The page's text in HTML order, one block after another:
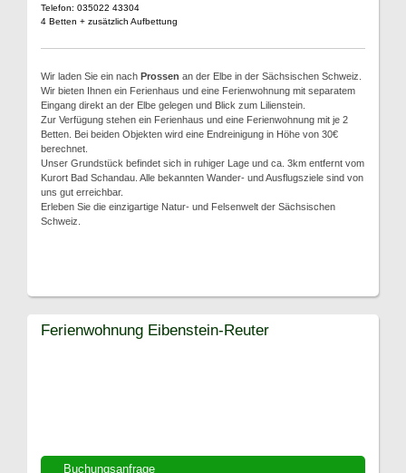
Telefon: 035022 43304
4 Betten + zusätzlich Aufbettung
Wir laden Sie ein nach Prossen an der Elbe in der Sächsischen Schweiz.
Wir bieten Ihnen ein Ferienhaus und eine Ferienwohnung mit separatem
Eingang direkt an der Elbe gelegen und Blick zum Lilienstein.
Zur Verfügung stehen ein Ferienhaus und eine Ferienwohnung mit je 2
Betten. Bei beiden Objekten wird eine Endreinigung in Höhe von 30€
berechnet.
Unser Grundstück befindet sich in ruhiger Lage und ca. 3km entfernt vom
Kurort Bad Schandau. Alle bekannten Wander- und Ausflugsziele sind von
uns gut erreichbar.
Erleben Sie die einzigartige Natur- und Felsenwelt der Sächsischen
Schweiz.
Buchungsanfrage
Ferienwohnung Eibenstein-Reuter